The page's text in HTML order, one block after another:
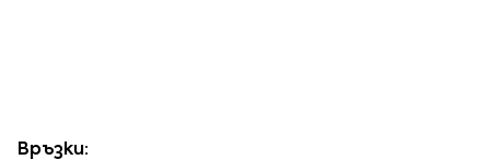
Връзки: